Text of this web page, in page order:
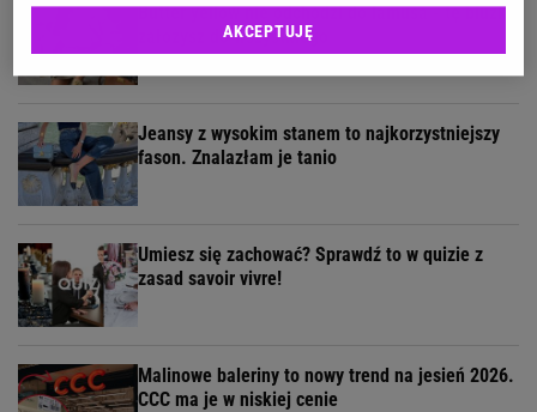
Butter yellow nie odchodzi do lamusa - tę bluzkę
założysz do wszystkiego
Jeansy z wysokim stanem to najkorzystniejszy
fason. Znalazłam je tanio
Umiesz się zachować? Sprawdź to w quizie z
zasad savoir vivre!
Malinowe baleriny to nowy trend na jesień 2026.
CCC ma je w niskiej cenie
AKCEPTUJĘ